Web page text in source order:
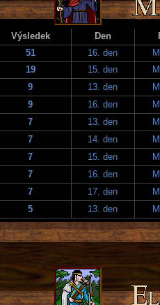
Výsledek Den
51 16. den
19 15. den
9 13. den
9 16. den
7 13. den
7 14. den
7 15. den
7 16. den
7 17. den
5 13. den